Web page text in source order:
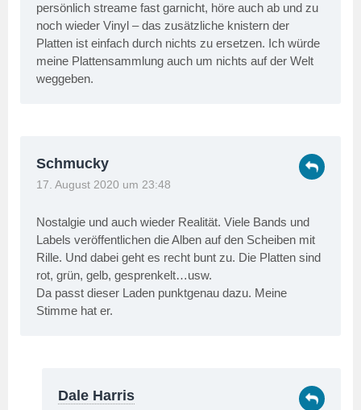
persönlich streame fast garnicht, höre auch ab und zu
noch wieder Vinyl – das zusätzliche knistern der
Platten ist einfach durch nichts zu ersetzen. Ich würde
meine Plattensammlung auch um nichts auf der Welt
weggeben.
Schmucky
17. August 2020 um 23:48
Nostalgie und auch wieder Realität. Viele Bands und
Labels veröffentlichen die Alben auf den Scheiben mit
Rille. Und dabei geht es recht bunt zu. Die Platten sind
rot, grün, gelb, gesprenkelt…usw.
Da passt dieser Laden punktgenau dazu. Meine
Stimme hat er.
Dale Harris